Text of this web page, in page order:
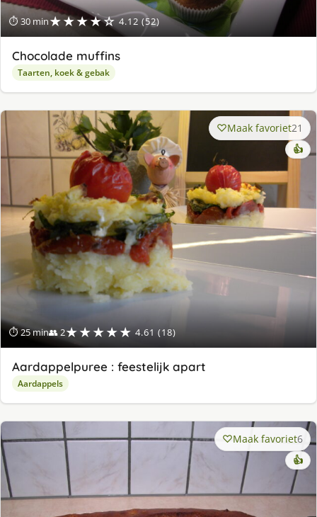
⏱ 30 min★★★★☆ 4.12 (52)
Chocolade muffins
Taarten, koek & gebak
⏱ 25 min👥 2★★★★★ 4.61 (18)
Maak favoriet21
👍
Aardappelpuree : feestelijk apart
Aardappels
Maak favoriet6
👍